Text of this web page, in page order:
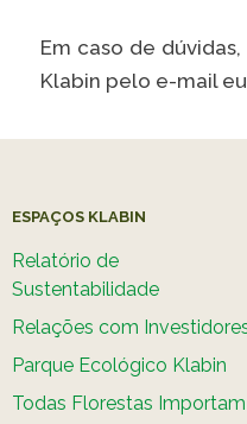
Em caso de
Klabin pelo e-mail
ESPAÇOS KLABIN
Relatório de
Sustentabilidade
Relações com
Parque Ecológico Klabin
Todas Florestas Importam